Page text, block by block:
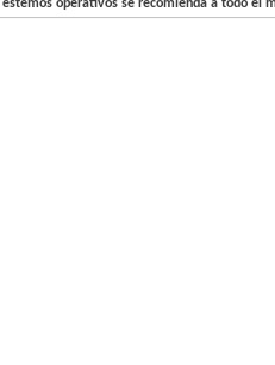
estemos operativos se recomienda a todo el